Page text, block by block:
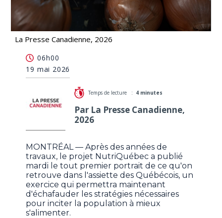
La Presse Canadienne, 2026
Québécois a été publié
06h00
19 mai 2026
Temps de lecture : 4 minutes
Par La Presse Canadienne,
2026
MONTRÉAL — Après des années de
travaux, le projet NutriQuébec a publié
mardi le tout premier portrait de ce qu'on
retrouve dans l'assiette des Québécois, un
exercice qui permettra maintenant
d'échafauder les stratégies nécessaires
pour inciter la population à mieux
s'alimenter.